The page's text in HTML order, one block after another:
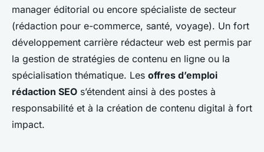
manager éditorial ou encore spécialiste de secteur
(rédaction pour e-commerce, santé, voyage). Un fort
développement carrière rédacteur web est permis par
la gestion de stratégies de contenu en ligne ou la
spécialisation thématique. Les offres d’emploi
rédaction SEO s’étendent ainsi à des postes à
responsabilité et à la création de contenu digital à fort
impact.